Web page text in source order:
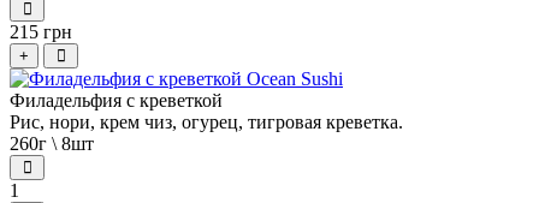
215 грн
+
Филадельфия с креветкой
Рис, нори, крем чиз, огурец, тигровая креветка.
260г \ 8шт
1